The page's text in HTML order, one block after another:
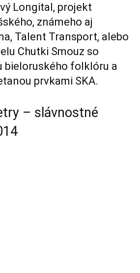
Longital, projekt
známeho aj
Talent Transport, alebo
Chutki Smouz so
bieloruského folklóru a
prvkami SKA.
– slávnostné